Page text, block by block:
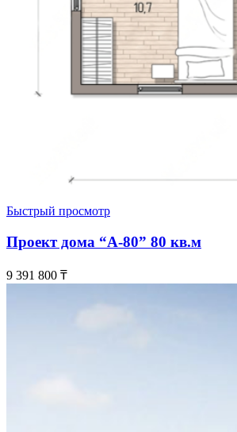
Быстрый просмотр
Проект дома “А-80” 80 кв.м
9 391 800 ₸